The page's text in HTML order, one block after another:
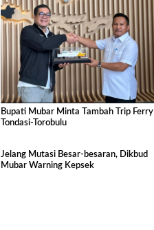
Bupati Mubar Minta Tambah Trip Ferry
Tondasi-Torobulu
Jelang Mutasi Besar-besaran, Dikbud
Mubar Warning Kepsek